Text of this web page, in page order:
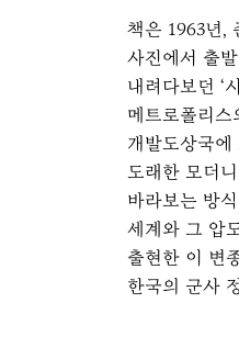
책은 1963년,
사진에서 출
내려다보던 ‘
메트로폴리
개발도상국
도래한 모더
바라보는 방
세계와 그 압
출현한 이 변
한국의 군사